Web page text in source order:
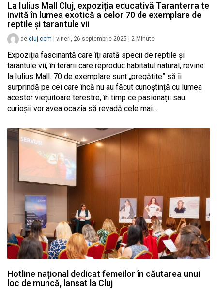
La Iulius Mall Cluj, expoziția educativă Taranterra te
invită în lumea exotică a celor 70 de exemplare de
reptile și tarantule vii
de cluj.com vineri, 26 septembrie 2025 2 Minute
Expoziția fascinantă care îți arată specii de reptile și
tarantule vii, în terarii care reproduc habitatul natural, revine
la Iulius Mall. 70 de exemplare sunt „pregătite” să îi
surprindă pe cei care încă nu au făcut cunoștință cu lumea
acestor viețuitoare terestre, în timp ce pasionații sau
curioșii vor avea ocazia să revadă cele mai…
Hotline național dedicat femeilor în căutarea unui
loc de muncă, lansat la Cluj